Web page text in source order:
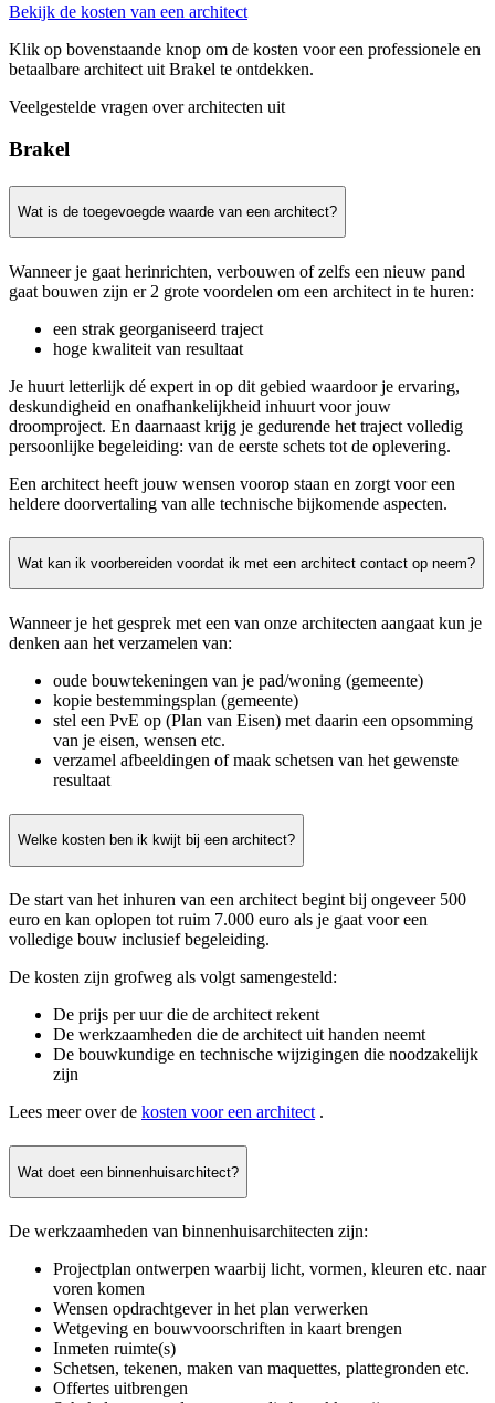
Bekijk de kosten van een architect
Klik op bovenstaande knop om de kosten voor een professionele en
betaalbare architect uit Brakel te ontdekken.
Veelgestelde vragen over architecten uit
Brakel
Wat is de toegevoegde waarde van een architect?
Wanneer je gaat herinrichten, verbouwen of zelfs een nieuw pand
gaat bouwen zijn er 2 grote voordelen om een architect in te huren:
een strak georganiseerd traject
hoge kwaliteit van resultaat
Je huurt letterlijk dé expert in op dit gebied waardoor je ervaring,
deskundigheid en onafhankelijkheid inhuurt voor jouw
droomproject. En daarnaast krijg je gedurende het traject volledig
persoonlijke begeleiding: van de eerste schets tot de oplevering.
Een architect heeft jouw wensen voorop staan en zorgt voor een
heldere doorvertaling van alle technische bijkomende aspecten.
Wat kan ik voorbereiden voordat ik met een architect contact op neem?
Wanneer je het gesprek met een van onze architecten aangaat kun je
denken aan het verzamelen van:
oude bouwtekeningen van je pad/woning (gemeente)
kopie bestemmingsplan (gemeente)
stel een PvE op (Plan van Eisen) met daarin een opsomming
van je eisen, wensen etc.
verzamel afbeeldingen of maak schetsen van het gewenste
resultaat
Welke kosten ben ik kwijt bij een architect?
De start van het inhuren van een architect begint bij ongeveer 500
euro en kan oplopen tot ruim 7.000 euro als je gaat voor een
volledige bouw inclusief begeleiding.
De kosten zijn grofweg als volgt samengesteld:
De prijs per uur die de architect rekent
De werkzaamheden die de architect uit handen neemt
De bouwkundige en technische wijzigingen die noodzakelijk
zijn
Lees meer over de kosten voor een architect .
Wat doet een binnenhuisarchitect?
De werkzaamheden van binnenhuisarchitecten zijn:
Projectplan ontwerpen waarbij licht, vormen, kleuren etc. naar
voren komen
Wensen opdrachtgever in het plan verwerken
Wetgeving en bouwvoorschriften in kaart brengen
Inmeten ruimte(s)
Schetsen, tekenen, maken van maquettes, plattegronden etc.
Offertes uitbrengen